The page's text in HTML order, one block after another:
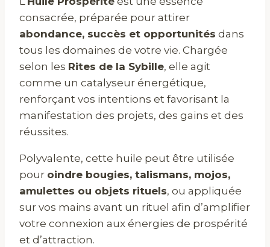
consacrée, préparée pour attirer
abondance, succès et opportunités dans
tous les domaines de votre vie. Chargée
selon les Rites de la Sybille, elle agit
comme un catalyseur énergétique,
renforçant vos intentions et favorisant la
manifestation des projets, des gains et des
réussites.
Polyvalente, cette huile peut être utilisée
pour oindre bougies, talismans, mojos,
amulettes ou objets rituels, ou appliquée
sur vos mains avant un rituel afin d’amplifier
votre connexion aux énergies de prospérité
et d’attraction.